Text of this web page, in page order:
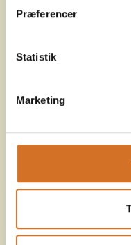
Præferencer
Statistik
Marketing